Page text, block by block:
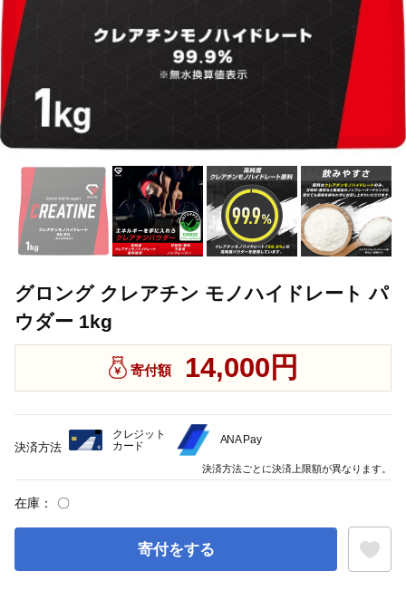
グロング クレアチン モノハイドレート パ
ウダー 1kg
寄付額 14,000円
在庫： 〇
寄付をする
決済方法
クレジット
カード
ANA Pay
決済方法ごとに決済上限額が異なります。